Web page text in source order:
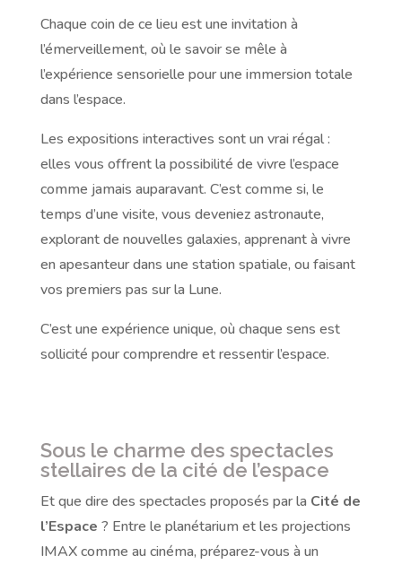
Chaque coin de ce lieu est une invitation à
l’émerveillement, où le savoir se mêle à
l’expérience sensorielle pour une immersion totale
dans l’espace.
Les expositions interactives sont un vrai régal :
elles vous offrent la possibilité de vivre l’espace
comme jamais auparavant. C’est comme si, le
temps d’une visite, vous deveniez astronaute,
explorant de nouvelles galaxies, apprenant à vivre
en apesanteur dans une station spatiale, ou faisant
vos premiers pas sur la Lune.
C’est une expérience unique, où chaque sens est
sollicité pour comprendre et ressentir l’espace.
Sous le charme des spectacles
stellaires de la cité de l’espace
Et que dire des spectacles proposés par la Cité de
l’Espace ? Entre le planétarium et les projections
IMAX comme au cinéma, préparez-vous à un